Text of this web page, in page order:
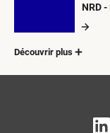
NRD
Découvrir plus